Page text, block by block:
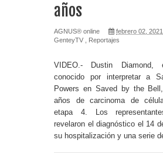
años
AGNUS® online febrero 02, 2021
GenteyTV
Reportajes
VIDEO.- Dustin Diamond,
conocido por interpretar a
Powers en Saved by the
años de carcinoma de
etapa 4. Los
revelaron el diagnóstico el 14
su hospitalización y una serie